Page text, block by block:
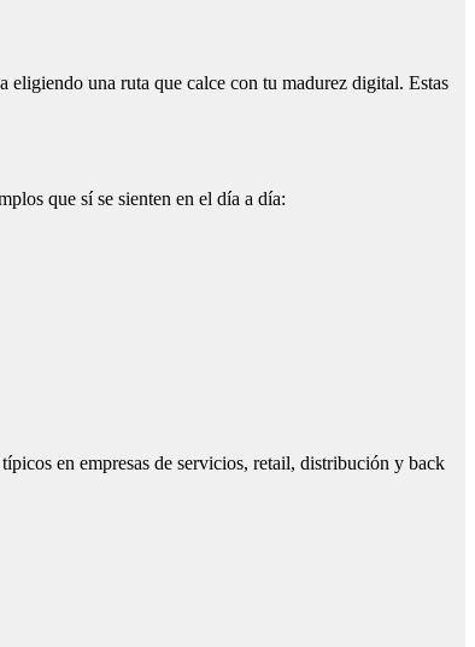
eligiendo una ruta que calce con tu madurez digital. Estas
que sí se sienten en el día a día:
en empresas de servicios, retail, distribución y back